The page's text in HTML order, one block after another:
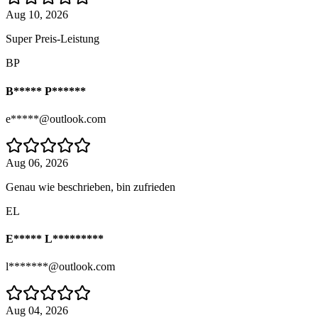
Aug 10, 2026
Super Preis-Leistung
BP
B***** P******
e*****@outlook.com
Aug 06, 2026
Genau wie beschrieben, bin zufrieden
EL
E***** L*********
l*******@outlook.com
Aug 04, 2026